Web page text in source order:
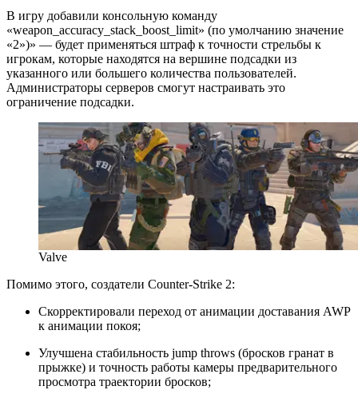
В игру добавили консольную команду
«weapon_accuracy_stack_boost_limit» (по умолчанию значение
«2»)» — будет применяться штраф к точности стрельбы к
игрокам, которые находятся на вершине подсадки из
указанного или большего количества пользователей.
Администраторы серверов смогут настраивать это
ограничение подсадки.
Valve
Помимо этого, создатели Counter-Strike 2:
Скорректировали переход от анимации доставания AWP
к анимации покоя;
Улучшена стабильность jump throws (бросков гранат в
прыжке) и точность работы камеры предварительного
просмотра траектории бросков;